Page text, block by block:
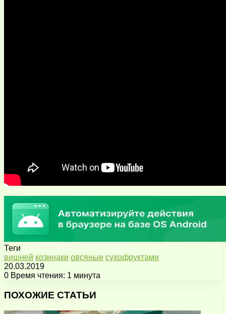
Теги
вишней козинаки овсяные сухофруктами
20.03.2019
0 Время чтения: 1 минута
через
почту
ПОХОЖИЕ СТАТЬИ